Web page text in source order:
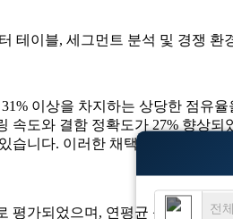
테이블, 세그먼트 분석 및 경쟁 환
이상을 차지하는 상당한 점유
속도와 결함 정확도가 27% 향상
습니다. 이러한 채택 증가로 인해
평가되었으며, 연평균 성장률